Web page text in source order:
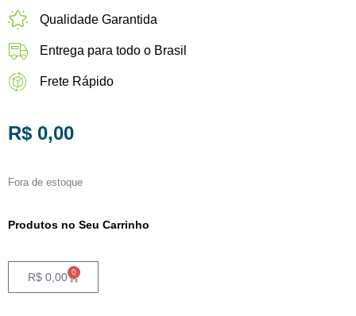
Qualidade Garantida
Entrega para todo o Brasil
Frete Rápido
R$ 0,00
Fora de estoque
Produtos no Seu Carrinho
R$ 0,00 0